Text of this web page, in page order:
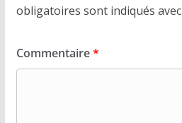
obligatoires sont indiqués avec
Commentaire*